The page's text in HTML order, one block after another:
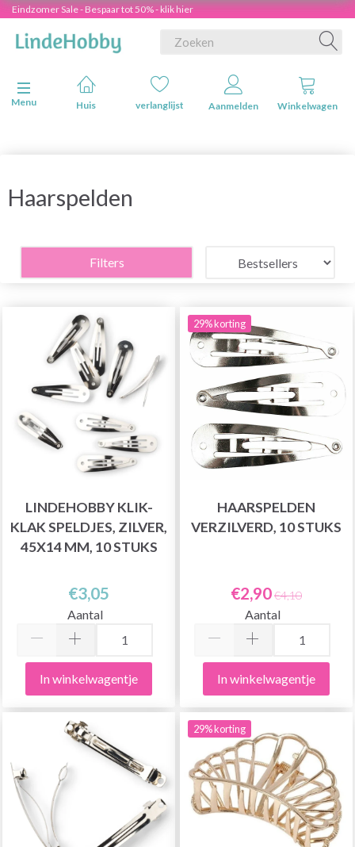
Eindzomer Sale - Bespaar tot 50% - klik hier
Navigatie in-/uitschakelen
Menu
Huis verlanglijst Aanmelden Winkelwagen
Haarspelden
Filters
LINDEHOBBY KLIK-
KLAK SPELDJES, ZILVER,
45X14 MM, 10 STUKS
€3,05
Aantal
In winkelwagentje
29% korting
HAARSPELDEN
VERZILVERD, 10 STUKS
€2,90€4,10
Aantal
In winkelwagentje
29% korting